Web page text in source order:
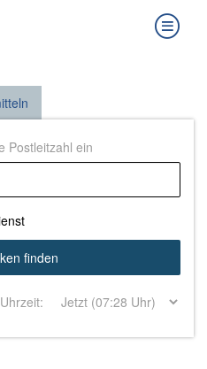
Postleitzahl ein
finden
Uhrzeit: